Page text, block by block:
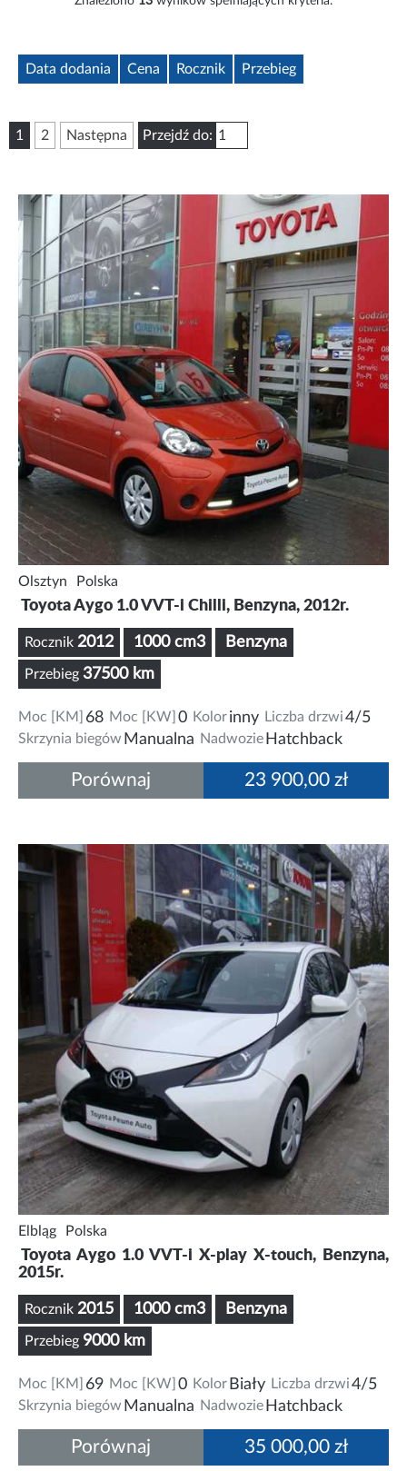
Data dodania Cena Rocznik Przebieg
1 2 Następna Przejdź do:
Olsztyn Polska
Toyota Aygo 1.0 VVT-i Chilli, Benzyna, 2012r.
Rocznik 2012 1000 cm3 Benzyna
Przebieg 37500 km
Moc [KM] 68 Moc [KW] 0 Kolorinny Liczba drzwi4/5
Skrzynia biegów Manualna Nadwozie Hatchback
23 900,00 zł
Porównaj
Elbląg Polska
Toyota Aygo 1.0 VVT-i X-play X-touch, Benzyna,
2015r.
Rocznik 2015 1000 cm3 Benzyna
Przebieg 9000 km
Moc [KM] 69 Moc [KW] 0 Kolor Biały Liczba drzwi4/5
Skrzynia biegów Manualna Nadwozie Hatchback
35 000,00 zł
Porównaj